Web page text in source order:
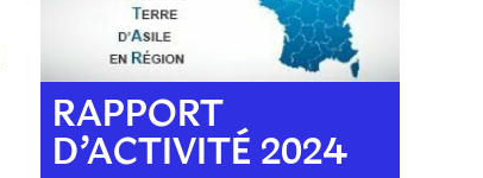
RAPPORT
D’ACTIVITÉ 2024